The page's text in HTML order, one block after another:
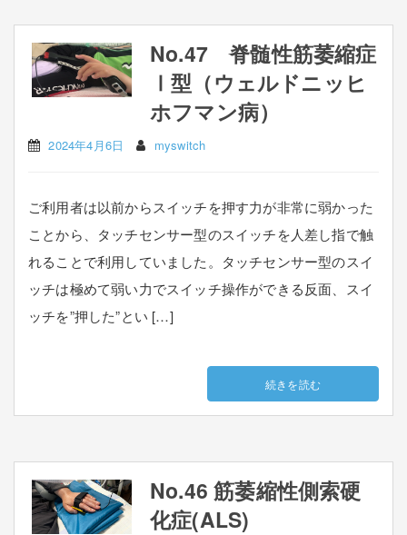
No.47 脊髄性筋萎縮症
Ⅰ型（ウェルドニッヒ
ホフマン病）
2024年4月6日 myswitch
ご利用者は以前からスイッチを押す力が非常に弱かった
ことから、タッチセンサー型のスイッチを人差し指で触
れることで利用していました。タッチセンサー型のスイ
ッチは極めて弱い力でスイッチ操作ができる反面、スイ
ッチを”押した”とい […]
続きを読む
No.46 筋萎縮性側索硬
化症(ALS)